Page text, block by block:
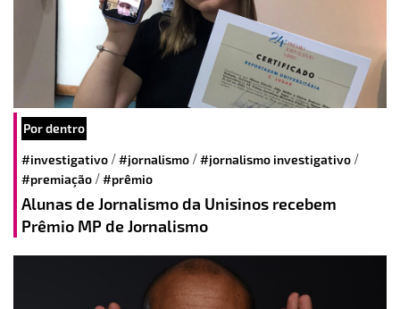
Por dentro
#investigativo /#jornalismo /#jornalismo investigativo /
#premiação /#prêmio
Alunas de Jornalismo da Unisinos recebem
Prêmio MP de Jornalismo